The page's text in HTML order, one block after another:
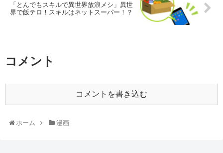
「とんでもスキルで異世界放浪メシ」異世
界で飯テロ！スキルはネットスーパー！？
コメント
コメントを書き込む
ホーム 漫画